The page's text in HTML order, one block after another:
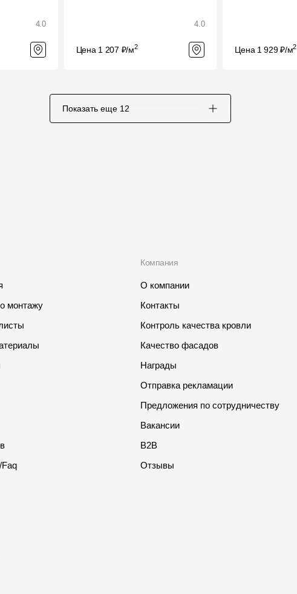
4.0 4.0
Цена 1 207 ₽/м2 Цена 1 929 ₽/м2
Показать еще 12
монтажу
Faq
Компания
О компании
Контакты
Контроль качества кровли
Качество фасадов
Награды
Отправка рекламации
Предложения по сотрудничеству
Вакансии
B2B
Отзывы